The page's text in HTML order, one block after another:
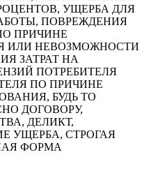
УЩЕРБА ДЛЯ
ПОВРЕЖДЕНИЯ
ПРИЧИНЕ
ИЛИ НЕВОЗМОЖНОСТИ
ЗАТРАТ НА
ПОТРЕБИТЕЛЯ
ПО ПРИЧИНЕ
БУДЬ ТО
ДОГОВОРУ,
ДЕЛИКТ,
УЩЕРБА, СТРОГАЯ
ФОРМА